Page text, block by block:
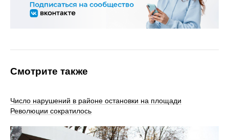
Смотрите также
Число нарушений в районе остановки на площади
Революции сократилось